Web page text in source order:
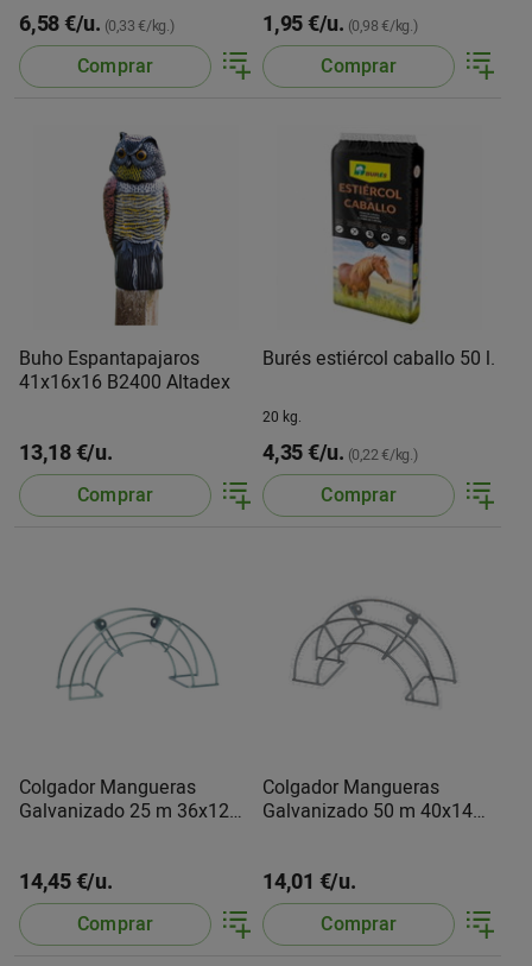
6,58 €/u. (0,33 €/kg.)
Comprar
1,95 €/u. (0,98 €/kg.)
Comprar
Buho Espantapajaros
41x16x16 B2400 Altadex
13,18 €/u.
Comprar
Burés estiércol caballo 50 l.
20 kg.
4,35 €/u. (0,22 €/kg.)
Comprar
Colgador Mangueras
Galvanizado 25 m 36x12
14,45 €/u.
Comprar
Colgador Mangueras
Galvanizado 50 m 40x14
14,01 €/u.
Comprar